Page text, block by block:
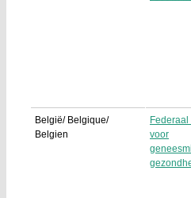
België/ Belgique/
Belgien
voor